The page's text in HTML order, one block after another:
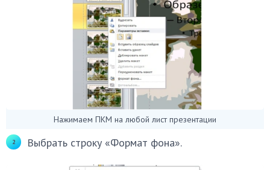
Нажимаем ПКМ на любой лист презентации
Выбрать строку «Формат фона».